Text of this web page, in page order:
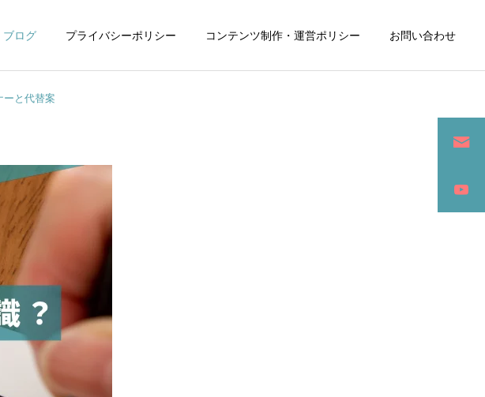
ブログ プライバシーポリシー コンテンツ制作・運営ポリシー お問い合わせ
ナレーション制作
ーと代替案